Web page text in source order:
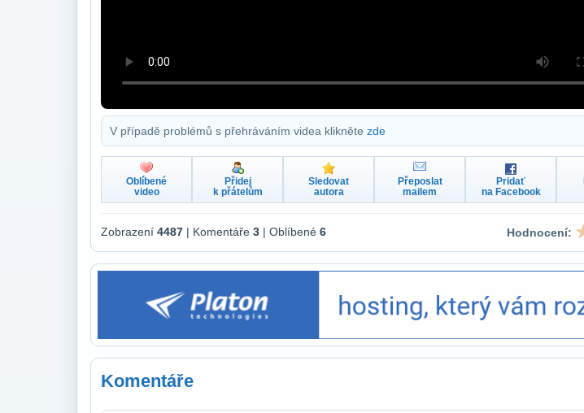
V případě problémů s přehráváním videa klikněte zde
Oblíbené
video
Přidej
k přátelům
Sledovat
autora
Přeposlat
mailem
Pridať
na Facebook
Zobrazení 4487 | Komentáře 3 | Oblíbené 6 Hodnocení:
Komentáře